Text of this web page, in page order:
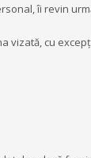
îi revin
vizată, cu